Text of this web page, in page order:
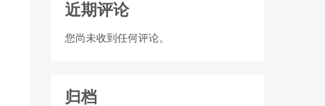
近期评论
您尚未收到任何评论。
归档